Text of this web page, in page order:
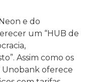
e do
um “HUB de
Assim como os
Unobank oferece